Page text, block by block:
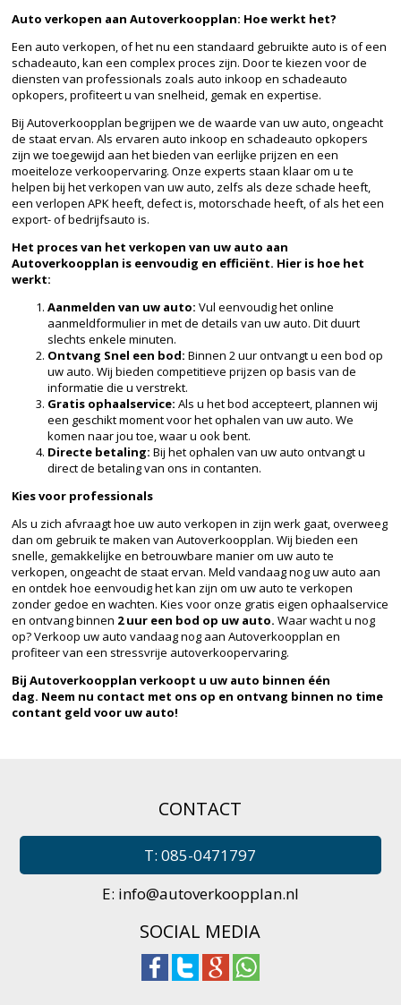
Auto verkopen aan Autoverkoopplan: Hoe werkt het?
Een auto verkopen, of het nu een standaard gebruikte auto is of een
schadeauto, kan een complex proces zijn. Door te kiezen voor de
diensten van professionals zoals auto inkoop en schadeauto
opkopers, profiteert u van snelheid, gemak en expertise.
Bij Autoverkoopplan begrijpen we de waarde van uw auto, ongeacht
de staat ervan. Als ervaren auto inkoop en schadeauto opkopers
zijn we toegewijd aan het bieden van eerlijke prijzen en een
moeiteloze verkoopervaring. Onze experts staan klaar om u te
helpen bij het verkopen van uw auto, zelfs als deze schade heeft,
een verlopen APK heeft, defect is, motorschade heeft, of als het een
export- of bedrijfsauto is.
Het proces van het verkopen van uw auto aan
Autoverkoopplan is eenvoudig en efficiënt. Hier is hoe het
werkt:
Aanmelden van uw auto: Vul eenvoudig het online
aanmeldformulier in met de details van uw auto. Dit duurt
slechts enkele minuten.
Ontvang Snel een bod: Binnen 2 uur ontvangt u een bod op
uw auto. Wij bieden competitieve prijzen op basis van de
informatie die u verstrekt.
Gratis ophaalservice:Als u het bod accepteert, plannen wij
een geschikt moment voor het ophalen van uw auto. We
komen naar jou toe, waar u ook bent.
Directe betaling: Bij het ophalen van uw auto ontvangt u
direct de betaling van ons in contanten.
Kies voor professionals
Als u zich afvraagt hoe uw auto verkopen in zijn werk gaat, overweeg
dan om gebruik te maken van Autoverkoopplan. Wij bieden een
snelle, gemakkelijke en betrouwbare manier om uw auto te
verkopen, ongeacht de staat ervan. Meld vandaag nog uw auto aan
en ontdek hoe eenvoudig het kan zijn om uw auto te verkopen
zonder gedoe en wachten. Kies voor onze gratis eigen ophaalservice
en ontvang binnen 2 uur een bod op uw auto. Waar wacht u nog
op? Verkoop uw auto vandaag nog aan Autoverkoopplan en
profiteer van een stressvrije autoverkoopervaring.
Bij Autoverkoopplan verkoopt u uw auto binnen één
dag. Neem nu contact met ons op en ontvang binnen no time
contant geld voor uw auto!
CONTACT
T: 085-0471797
E: info@autoverkoopplan.nl
SOCIAL MEDIA